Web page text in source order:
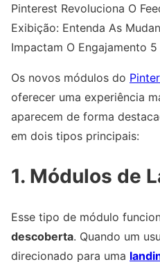
Pinterest Revoluciona O
Exibição: Entenda As
Impactam O Engajamento 5
Os novos módulos do
oferecer uma experiência
aparecem de forma
em dois tipos principais:
1. Módulos de
Esse tipo de módulo
descoberta. Quando um
direcionado para uma